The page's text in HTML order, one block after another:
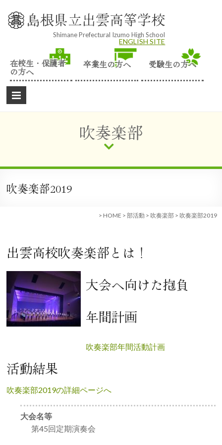
content 島根県立出雲高等学校
Shimane Prefectural Izumo High School
ENGLISH SITE
在校生・保護者
の方へ
卒業生の方へ 受験生の方へ
吹奏楽部
吹奏楽部2019
> HOME > 部活動 > 吹奏楽部 > 吹奏楽部2019
出雲高校吹奏楽部とは！
大会へ向けた抱負
年間計画
吹奏楽部年間活動計画
活動結果
吹奏楽部2019の詳細ページへ
大会名等
第45回定期演奏会